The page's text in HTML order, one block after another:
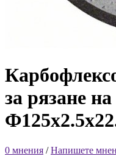
за рязане
0 мнения /Напишете